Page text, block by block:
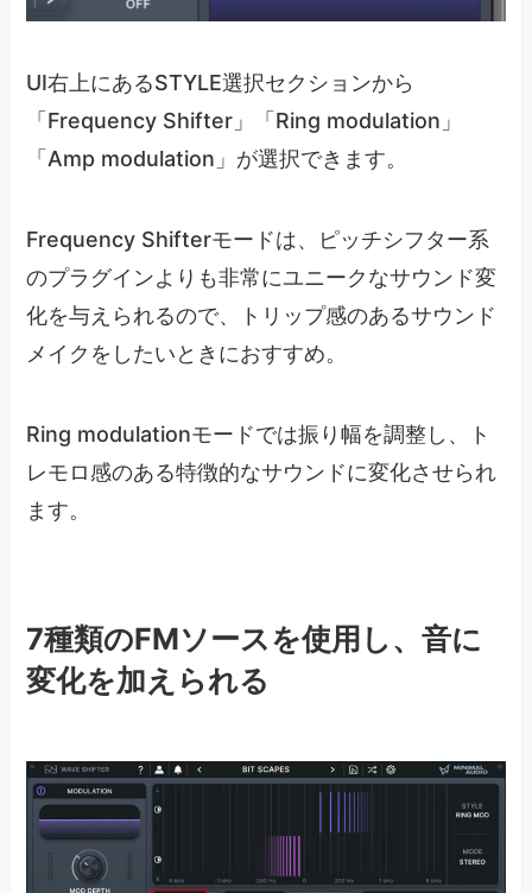
UI右上にあるSTYLE選択セクションから
「Frequency Shifter」「Ring modulation」
「Amp modulation」が選択できます。
Frequency Shifterモードは、ピッチシフター系
のプラグインよりも非常にユニークなサウンド変
化を与えられるので、トリップ感のあるサウンド
メイクをしたいときにおすすめ。
Ring modulationモードでは振り幅を調整し、ト
レモロ感のある特徴的なサウンドに変化させられ
ます。
7種類のFMソースを使用し、音に
変化を加えられる